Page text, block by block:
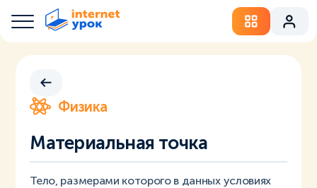
Физика
Материальная точка
Тело, размерами которого в данных условиях